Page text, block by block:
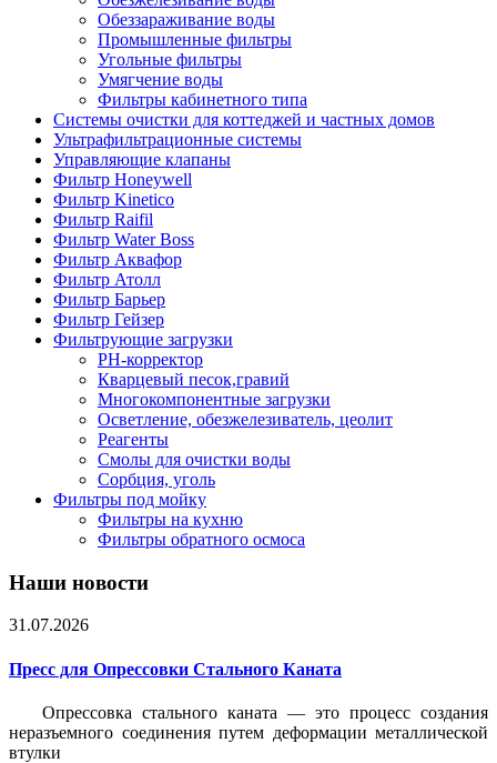
Обеззараживание воды
Промышленные фильтры
Угольные фильтры
Умягчение воды
Фильтры кабинетного типа
Системы очистки для коттеджей и частных домов
Ультрафильтрационные системы
Управляющие клапаны
Фильтр Honeywell
Фильтр Kinetico
Фильтр Raifil
Фильтр Water Boss
Фильтр Аквафор
Фильтр Атолл
Фильтр Барьер
Фильтр Гейзер
Фильтрующие загрузки
PH-корректор
Кварцевый песок,гравий
Многокомпонентные загрузки
Осветление, обезжелезиватель, цеолит
Реагенты
Смолы для очистки воды
Сорбция, уголь
Фильтры под мойку
Фильтры на кухню
Фильтры обратного осмоса
Наши новости
31.07.2026
Пресс для Опрессовки Стального Каната
Опрессовка стального каната — это процесс создания
неразъемного соединения путем деформации металлической
втулки